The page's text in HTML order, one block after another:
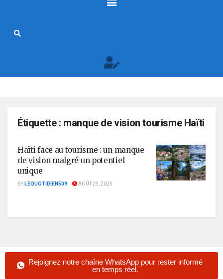
Étiquette : manque de vision tourisme Haïti
Haïti face au tourisme : un manque
de vision malgré un potentiel
unique
BYLEQUOTIDIEN509 AOÛT 29, 2025
Rejoignez notre chaîne WhatsApp pour rester informé
en temps réel.